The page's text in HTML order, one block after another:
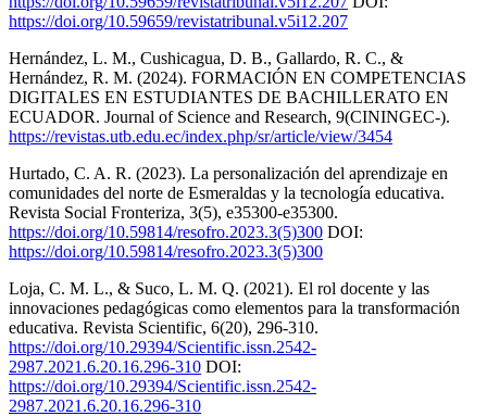
https://doi.org/10.59659/revistatribunal.v5i12.207
Hernández, L. M., Cushicagua, D. B., Gallardo, R. C., &
Hernández, R. M. (2024). FORMACIÓN EN COMPETENCIAS
DIGITALES EN ESTUDIANTES DE BACHILLERATO EN
ECUADOR. Journal of Science and Research, 9(CININGEC-).
https://revistas.utb.edu.ec/index.php/sr/article/view/3454
Hurtado, C. A. R. (2023). La personalización del aprendizaje en
comunidades del norte de Esmeraldas y la tecnología educativa.
Revista Social Fronteriza, 3(5), e35300-e35300.
https://doi.org/10.59814/resofro.2023.3(5)300 DOI:
https://doi.org/10.59814/resofro.2023.3(5)300
Loja, C. M. L., & Suco, L. M. Q. (2021). El rol docente y las
innovaciones pedagógicas como elementos para la transformación
educativa. Revista Scientific, 6(20), 296-310.
https://doi.org/10.29394/Scientific.issn.2542-
2987.2021.6.20.16.296-310 DOI:
https://doi.org/10.29394/Scientific.issn.2542-
2987.2021.6.20.16.296-310